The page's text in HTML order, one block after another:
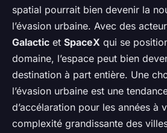
spatial pourrait bien devenir la
l’évasion urbaine. Avec des
Galactic et SpaceX qui se
domaine, l’espace peut bien
destination à part entière. Une
l’évasion urbaine est une
d’accélaration pour les années à
complexité grandissante des